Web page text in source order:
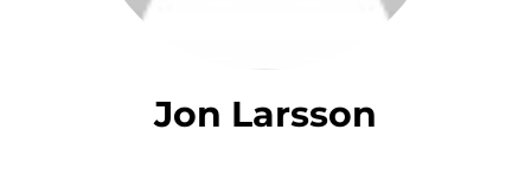
Jon Larsson